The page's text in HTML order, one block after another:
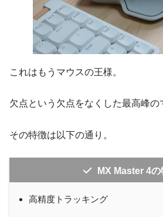
これはもうマウスの王様。
欠点という欠点をなくした最高峰の
その特徴は以下の通り。
MX Master 4の
高精度トラッキング